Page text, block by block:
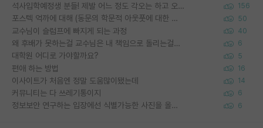
석사입학예정생 분들! 제발 어느 정도 각오는 하고 오세요. 156
포스텍 억까에 대해 (동문의 학문적 아웃풋에 대한 반박) 50
교수님이 슬럼프에 빠지게 되는 과정 40
왜 후배가 못하는걸 교수님은 내 책임으로 돌리는걸까요? 6
대학원 어디로 가야할까요? 5
편애 하는 방법 16
이사이트가 처음엔 정말 도움많이됐는데 14
커뮤니티는 다 쓰레기통이지 6
정보보안 연구하는 입장에선 식별가능한 사진을 올리는건 비추이긴함 6